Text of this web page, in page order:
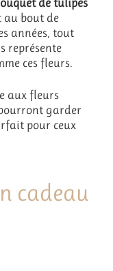
au bout de
années, tout
représente
ces fleurs.
aux fleurs
garder
pour ceux
cadeau